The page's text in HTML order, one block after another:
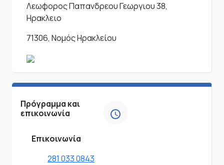
Λεωφορος Παπανδρεου Γεωργιου 38,
Ηρακλειο
71306, Νομός Ηρακλείου
Πρόγραμμα και
επικοινωνία
Επικοινωνία
281 033 0843